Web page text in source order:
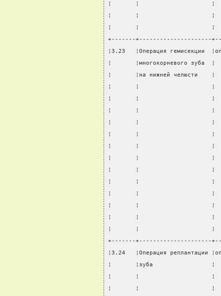
¦       ¦                     ¦
¦       ¦                     ¦
¦       ¦                     ¦
+-------+---------------------
¦3.23   ¦Операция гемисекции
¦       ¦многокорневого зуба
¦       ¦на нижней челюсти
¦       ¦                     ¦
¦       ¦                     ¦
¦       ¦                     ¦
¦       ¦                     ¦
¦       ¦                     ¦
¦       ¦                     ¦
¦       ¦                     ¦
¦       ¦                     ¦
¦       ¦                     ¦
¦       ¦                     ¦
¦       ¦                     ¦
¦       ¦                     ¦
¦       ¦                     ¦
+-------+---------------------
¦3.24   ¦Операция реплантации
¦       ¦зуба                 ¦
¦       ¦                     ¦
¦       ¦                     ¦